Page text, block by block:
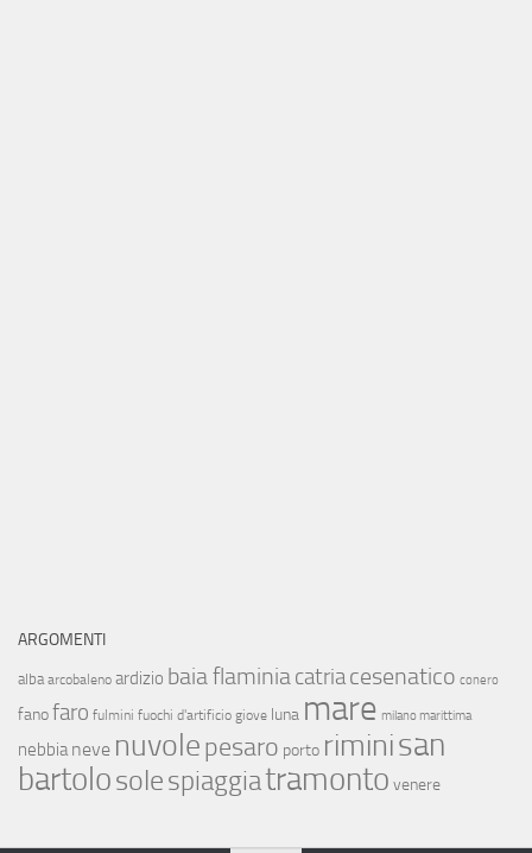
ARGOMENTI
alba arcobaleno ardizio baia flaminiacatriacesenatico conero
fanofaro fulmini fuochi d'artificio giove luna mare milano marittima
nebbia neve nuvolepesaro porto riminisan
bartolosolespiaggiatramonto venere